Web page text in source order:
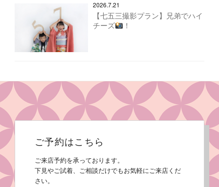
2026.7.21
【七五三撮影プラン】兄弟でハイ
チーズ
！
ご予約はこちら
ご来店予約を承っております。
下見やご試着、ご相談だけでもお気軽にご来店くだ
さい。